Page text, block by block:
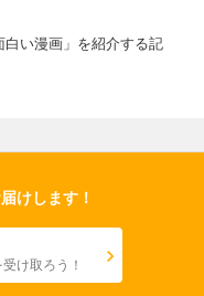
い漫画」を紹介する記
けします！
け取ろう！